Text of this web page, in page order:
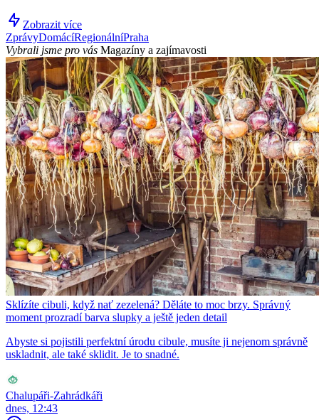
Zobrazit více
ZprávyDomácíRegionálníPraha
Vybrali jsme pro vás Magazíny a zajímavosti
Sklízíte cibuli, když nať zezelená? Děláte to moc brzy. Správný
moment prozradí barva slupky a ještě jeden detail
Abyste si pojistili perfektní úrodu cibule, musíte ji nejenom správně
uskladnit, ale také sklidit. Je to snadné.
Chalupáři-Zahrádkáři
dnes, 12:43